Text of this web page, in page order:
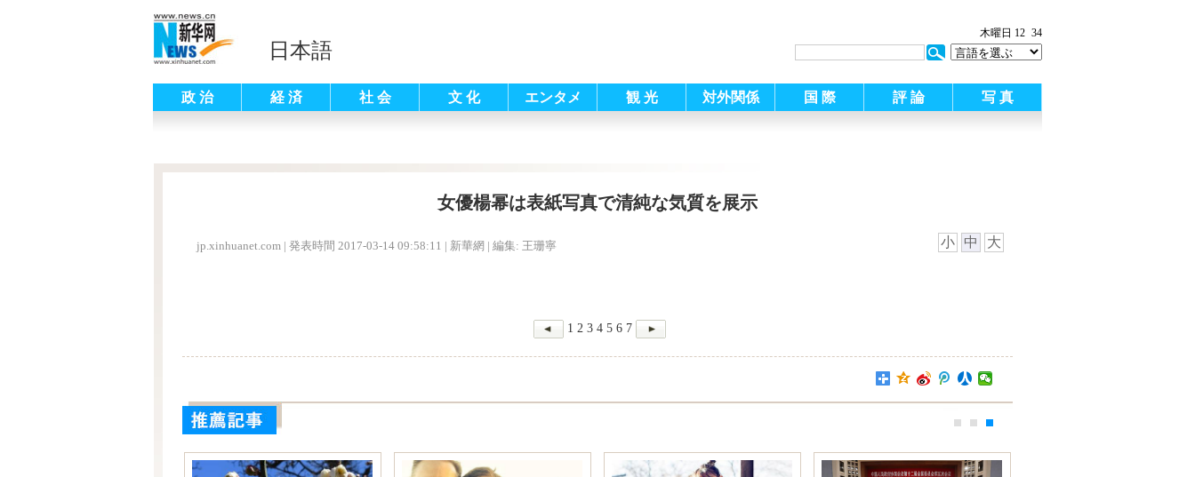
日本語
木曜日 12 34
政 治 経 済 社 会 文 化 エンタメ 観 光 対外関係 国 際 評 論 写 真
女優楊幂は表紙写真で清純な気質を展示
jp.xinhuanet.com | 発表時間 2017-03-14 09:58:11 | 新華網 | 編集: 王珊寧 小 中 大
1 2 3 4 5 6 7